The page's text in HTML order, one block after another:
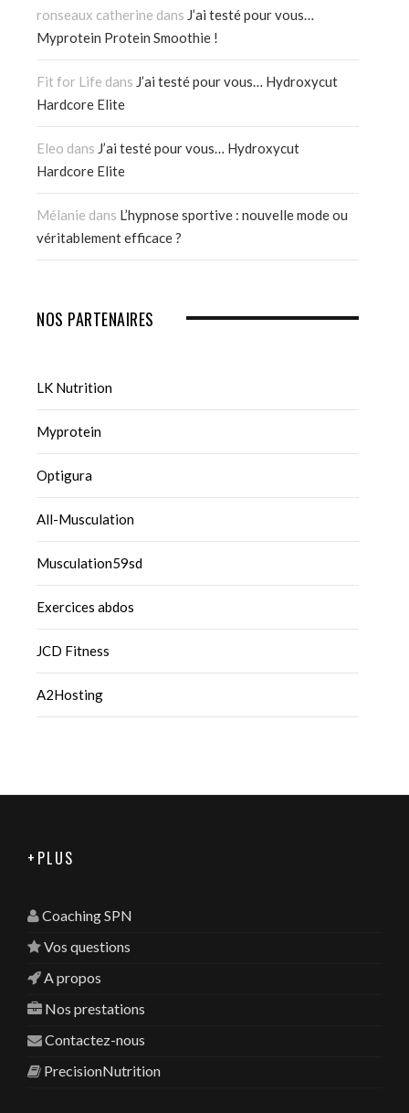
ronseaux catherine dans J’ai testé pour vous…
Myprotein Protein Smoothie !
Fit for Life dans J’ai testé pour vous… Hydroxycut
Hardcore Elite
Eleo dans J’ai testé pour vous… Hydroxycut
Hardcore Elite
Mélanie dans L’hypnose sportive : nouvelle mode ou
véritablement efficace ?
NOS PARTENAIRES
LK Nutrition
Myprotein
Optigura
All-Musculation
Musculation59sd
Exercices abdos
JCD Fitness
A2Hosting
+PLUS
Coaching SPN
Vos questions
A propos
Nos prestations
Contactez-nous
PrecisionNutrition